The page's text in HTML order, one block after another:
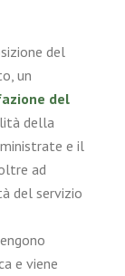
del
un
del
della
e il
ad
del servizio
e viene